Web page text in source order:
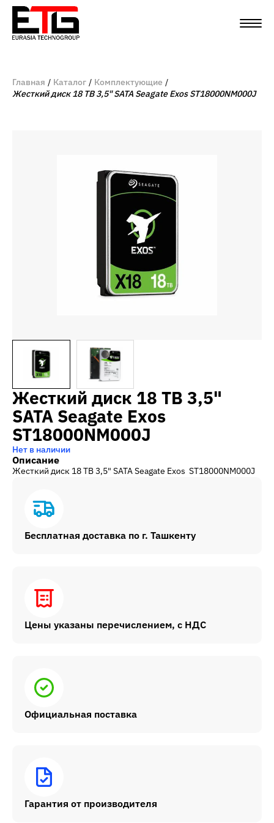
Главная Каталог
Комплектующие
Жесткий диск 18 TB 3,5" SATA Seagate Exos ST18000NM000J
Жесткий диск 18 TB 3,5"
SATA Seagate Exos
ST18000NM000J
Нет в наличии
Описание
Жесткий диск 18 TB 3,5" SATA Seagate Exos ST18000NM000J
Бесплатная доставка по г. Ташкенту
Цены указаны перечислением, с НДС
Официальная поставка
Гарантия от производителя